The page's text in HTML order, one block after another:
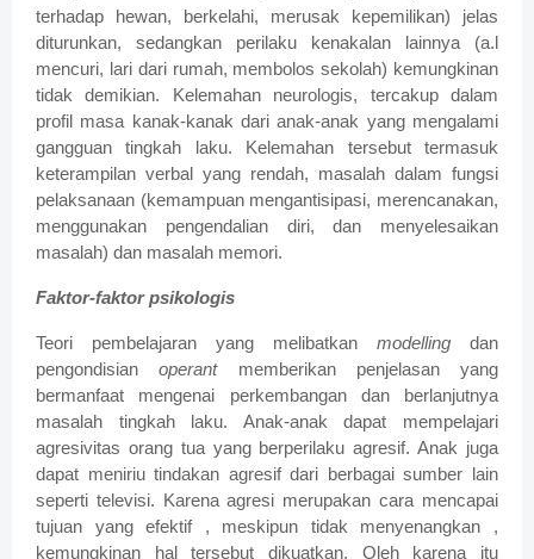
terhadap hewan, berkelahi, merusak kepemilikan) jelas
diturunkan, sedangkan perilaku kenakalan lainnya (a.l
mencuri, lari dari rumah, membolos sekolah) kemungkinan
tidak demikian. Kelemahan neurologis, tercakup dalam
profil masa kanak-kanak dari anak-anak yang mengalami
gangguan tingkah laku. Kelemahan tersebut termasuk
keterampilan verbal yang rendah, masalah dalam fungsi
pelaksanaan (kemampuan mengantisipasi, merencanakan,
menggunakan pengendalian diri, dan menyelesaikan
masalah) dan masalah memori.
Faktor-faktor psikologis
Teori pembelajaran yang melibatkan modelling dan
pengondisianoperantmemberikan penjelasan yang
bermanfaat mengenai perkembangan dan berlanjutnya
masalah tingkah laku. Anak-anak dapat mempelajari
agresivitas orang tua yang berperilaku agresif. Anak juga
dapat meniriu tindakan agresif dari berbagai sumber lain
seperti televisi. Karena agresi merupakan cara mencapai
tujuan yang efektif , meskipun tidak menyenangkan ,
kemungkinan hal tersebut dikuatkan. Oleh karena itu